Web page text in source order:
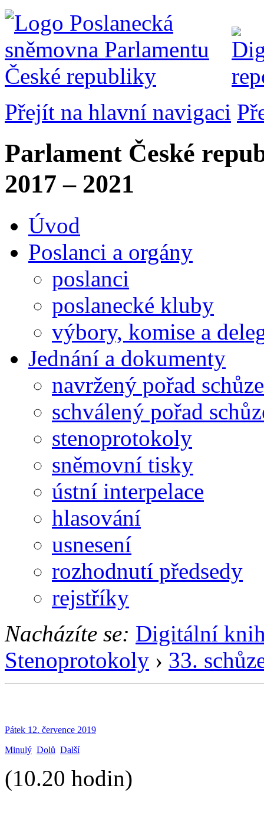
Přejít na hlavní navigaci
Parlament České
2017 – 2021
Úvod
Poslanci a orgány
poslanci
poslanecké kluby
výbory, komise a
Jednání a dokumenty
navržený pořad schůze
schválený pořad
stenoprotokoly
sněmovní tisky
ústní interpelace
hlasování
usnesení
rozhodnutí předsedy
rejstříky
Nacházíte se: Digitální
Stenoprotokoly › 33.
Pátek 12. července 2019
Minulý Dolů Další
(10.20 hodin)